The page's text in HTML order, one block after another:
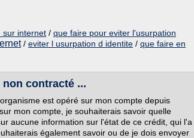
sur internet / que faire pour eviter l'usurpation
/ eviter l usurpation d identite / que faire en
contracté ...
est opéré sur mon compte depuis
mon compte, je souhaiterais savoir quelle
aucune information sur l'état de ce crédit, qui l'a
également savoir ou de je dois envoyer